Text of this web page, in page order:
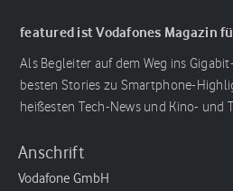
featured ist Vodafones Magazin
Als Begleiter auf dem Weg ins
besten Stories zu Smartphone-
heißesten Tech-News und Kino- und
Anschrift
Vodafone GmbH